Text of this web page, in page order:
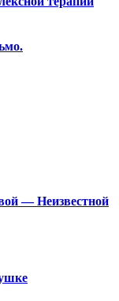
— Неизвестной